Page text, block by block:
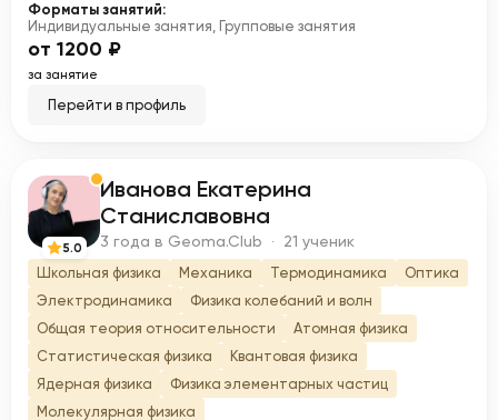
Форматы занятий:
Индивидуальные занятия, Групповые занятия
от 1200 ₽
за занятие
Перейти в профиль
И
5.0
Иванова Екатерина
Станиславовна
3 года в Geoma.Club · 21 ученик
Школьная физика Механика Термодинамика
Оптика
Электродинамика
Физика колебаний и волн
Общая теория относительности
Атомная физика
Статистическая физика
Квантовая физика
Ядерная физика
Физика элементарных частиц
Молекулярная физика